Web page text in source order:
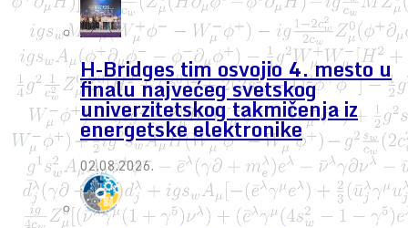
H-Bridges tim osvojio 4. mesto u
finalu najvećeg svetskog
univerzitetskog takmičenja iz
energetske elektronike
02.08.2026.